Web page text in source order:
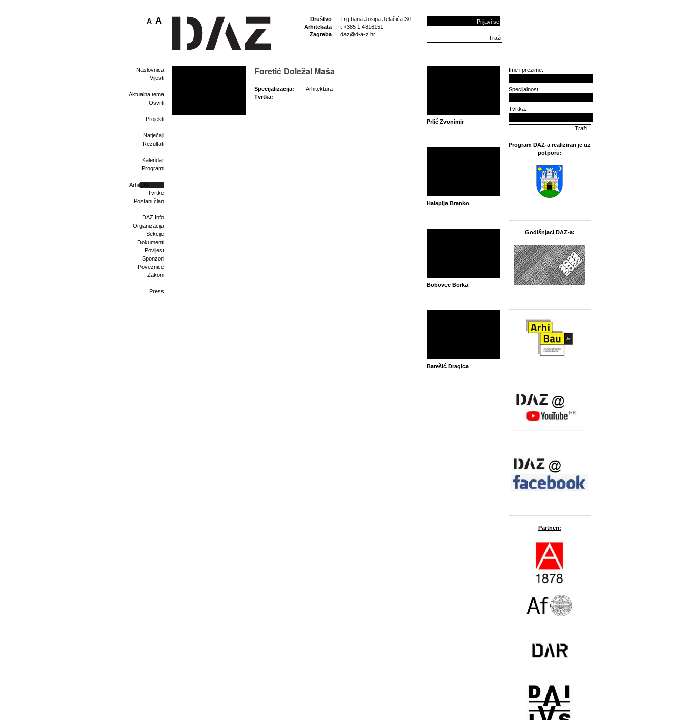
Društvo
Arhitekata
Zagreba
Trg bana Josipa Jelačića 3/1
t +385 1 4816151
daz@d-a-z.hr
Prijavi se
A A
Naslovnica
Vijesti
Aktualna tema
Osvrti
Projekti
Natječaji
Rezultati
Kalendar
Programi
Arhitekti
Tvrtke
Postani član
DAZ Info
Organizacija
Sekcije
Dokumenti
Povijest
Sponzori
Poveznice
Zakoni
Press
Foretić Doležal Maša
Specijalizacija:
Arhitektura
Tvrtka:
Prlić Zvonimir
Halapija Branko
Bobovec Borka
Barešić Dragica
Ime i prezime:
Specijalnost:
Tvrtka:
Program DAZ-a realiziran je uz
potporu:
Godišnjaci DAZ-a:
Partneri: